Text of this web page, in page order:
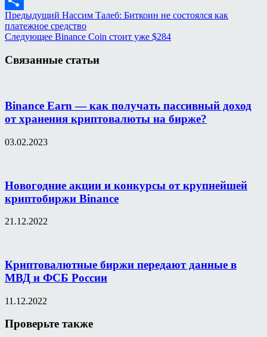
Отправить
Предыдущий Нассим Талеб: Биткоин не состоялся как
платежное средство
Следующее Binance Coin стоит уже $284
Связанные статьи
Binance Earn — как получать пассивный доход
от хранения криптовалюты на бирже?
03.02.2023
Новогодние акции и конкурсы от крупнейшей
криптобиржи Binance
21.12.2022
Криптовалютные биржи передают данные в
МВД и ФСБ России
11.12.2022
Проверьте также